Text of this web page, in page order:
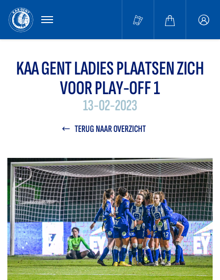
MENU
KAA GENT LADIES PLAATSEN ZICH
VOOR PLAY-OFF 1
13-02-2023
TERUG NAAR OVERZICHT